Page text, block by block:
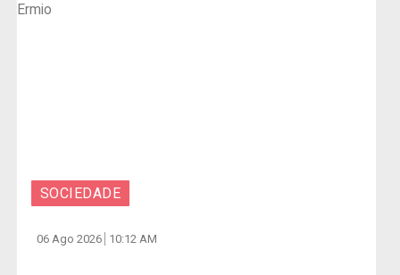
SOCIEDADE
06 Ago 2026 10:12 AM